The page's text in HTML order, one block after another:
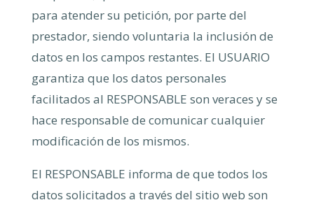
para atender su petición, por parte del
prestador, siendo voluntaria la inclusión de
datos en los campos restantes. El USUARIO
garantiza que los datos personales
facilitados al RESPONSABLE son veraces y se
hace responsable de comunicar cualquier
modificación de los mismos.
El RESPONSABLE informa de que todos los
datos solicitados a través del sitio web son